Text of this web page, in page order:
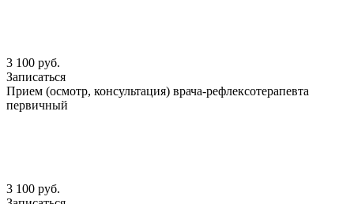
3 100 руб.
Записаться
Прием (осмотр, консультация) врача-рефлексотерапевта
первичный
3 100 руб.